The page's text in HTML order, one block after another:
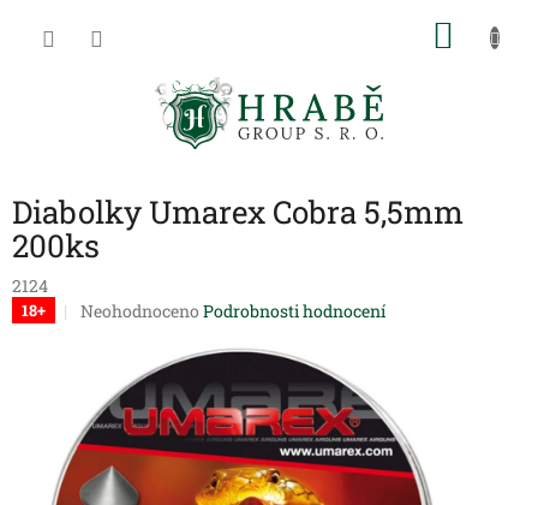
Diabolky Umarex Cobra 5,5mm
200ks
2124
18+
Průměrné
0,0
z
5
hvězdiček.
Neohodnoceno Podrobnosti hodnocení